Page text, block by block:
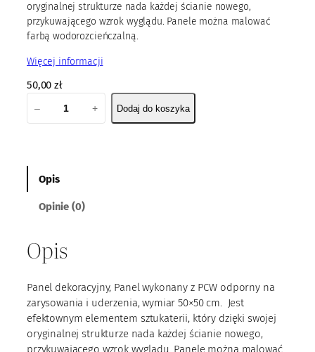
oryginalnej strukturze nada każdej ścianie nowego,
przykuwającego wzrok wyglądu. Panele można malować
farbą wodorozcieńczalną.
Więcej informacji
50,00zł
P
l
C
W
m
2
3
– + Dodaj do koszyka
Opis
Opinie (0)
Opis
Panel dekoracyjny, Panel wykonany z PCW odporny na
zarysowania i uderzenia, wymiar 50×50 cm. Jest
efektownym elementem sztukaterii, który dzięki swojej
oryginalnej strukturze nada każdej ścianie nowego,
przykuwającego wzrok wyglądu. Panele można malować